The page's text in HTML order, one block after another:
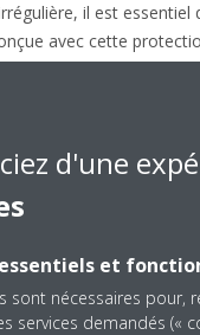
il est
avec cette
de maintenir sa durée
d'une
et
sont nécessaires pour,
services demandés («